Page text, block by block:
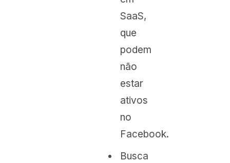
SaaS,
que
podem
não
estar
ativos
no
Facebook.
Busca